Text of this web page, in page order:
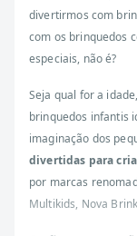
divertirmos com
com os brinquedos
especiais, não é?
Seja qual for a
brinquedos infantis
imaginação dos
divertidas para
por marcas
Multikids, Nova